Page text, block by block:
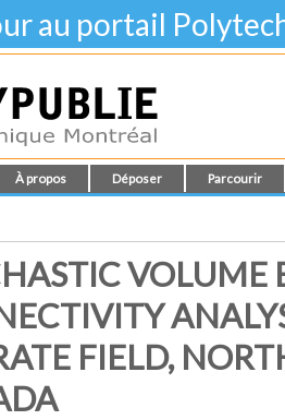
au portail
À propos Déposer Parcourir
FIELD,